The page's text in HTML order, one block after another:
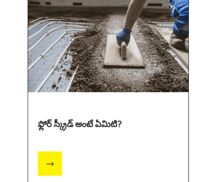
ఫ్లోర్ స్క్రీడ్ అంటే ఏమిటి?